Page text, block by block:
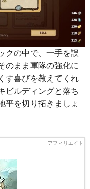
クの中で、一手を誤
のまま軍隊の強化に
す喜びを教えてくれ
ビルディングと落ち
平を切り拓きましょ